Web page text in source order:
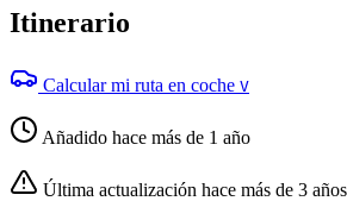
Itinerario
Calcular mi ruta en coche V
Añadido hace más de 1 año
Última actualización hace más de 3 años